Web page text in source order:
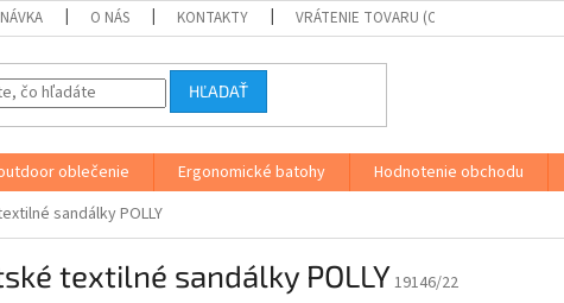
O NÁS KONTAKTY VRÁTENIE TOVARU (ODSTÚPENIE OD
HĽADAŤ
oblečenie Ergonomické batohy Hodnotenie obchodu
sandálky POLLY
textilné sandálky POLLY19146/22